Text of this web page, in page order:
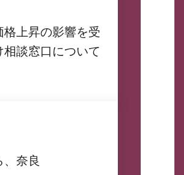
上昇の影響を受
談窓口について
奈良